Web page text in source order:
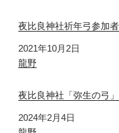
夜比良神社祈年弓参加
日付
2021年10月2日
関連理由
龍野
夜比良神社「弥生の弓」
日付
2024年2月4日